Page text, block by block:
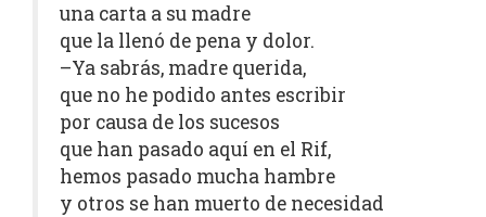
una carta a su madre
que la llenó de pena y dolor.
–Ya sabrás, madre querida,
que no he podido antes escribir
por causa de los sucesos
que han pasado aquí en el Rif,
hemos pasado mucha hambre
y otros se han muerto de necesidad